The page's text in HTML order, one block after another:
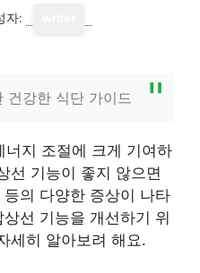
자:
건강한 식단 가이드
지 조절에 크게 기여하
선 기능이 좋지 않으면
의 다양한 증상이 나타
선 기능을 개선하기 위
세히 알아보려 해요.